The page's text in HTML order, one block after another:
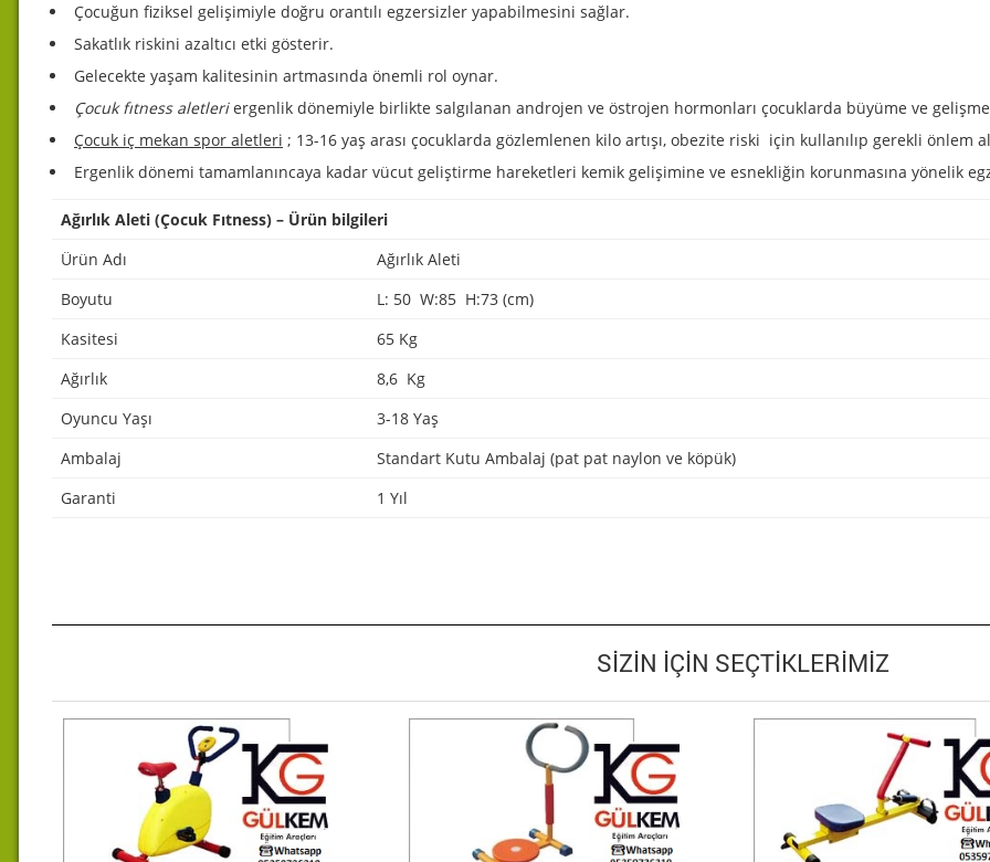
Çocuğun fiziksel gelişimiyle doğru orantılı egzersizler yapabilmesini sağlar.
Sakatlık riskini azaltıcı etki gösterir.
Gelecekte yaşam kalitesinin artmasında önemli rol oynar.
Çocuk fıtness aletleriergenlik dönemiyle birlikte salgılanan androjen ve östrojen hormonları çocuklarda büyüme ve
Çocuk iç mekan spor aletleri ; 13-16 yaş arası çocuklarda gözlemlenen kilo artışı, obezite riski için kullanılıp gerekli önlem
Ergenlik dönemi tamamlanıncaya kadar vücut geliştirme hareketleri kemik gelişimine ve esnekliğin korunmasına yönelik
Ağırlık Aleti (Çocuk Fıtness) – Ürün bilgileri
Ürün Adı
Ağırlık Aleti
Boyutu
L: 50 W:85 H:73 (cm)
Kasitesi
65 Kg
Ağırlık
8,6 Kg
Oyuncu Yaşı
3-18 Yaş
Ambalaj
Standart Kutu Ambalaj (pat pat naylon ve köpük)
Garanti
1 Yıl
SIZIN İÇIN SEÇTIKLERIMIZ